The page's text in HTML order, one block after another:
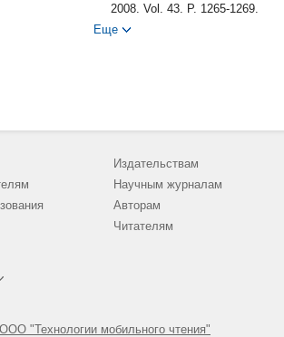
2008. Vol. 43. P. 1265-1269.
Мартынова, А.А. Опыт
119 с.
Мельник, Н.А. Модуляция
радиации и вариациями
Международная конференция
загрязнение среды». К 50-
октября 2009. С. 77-80.
Еще
"Технологии мобильного чтения"
Издательствам
Научным журналам
Авторам
Читателям